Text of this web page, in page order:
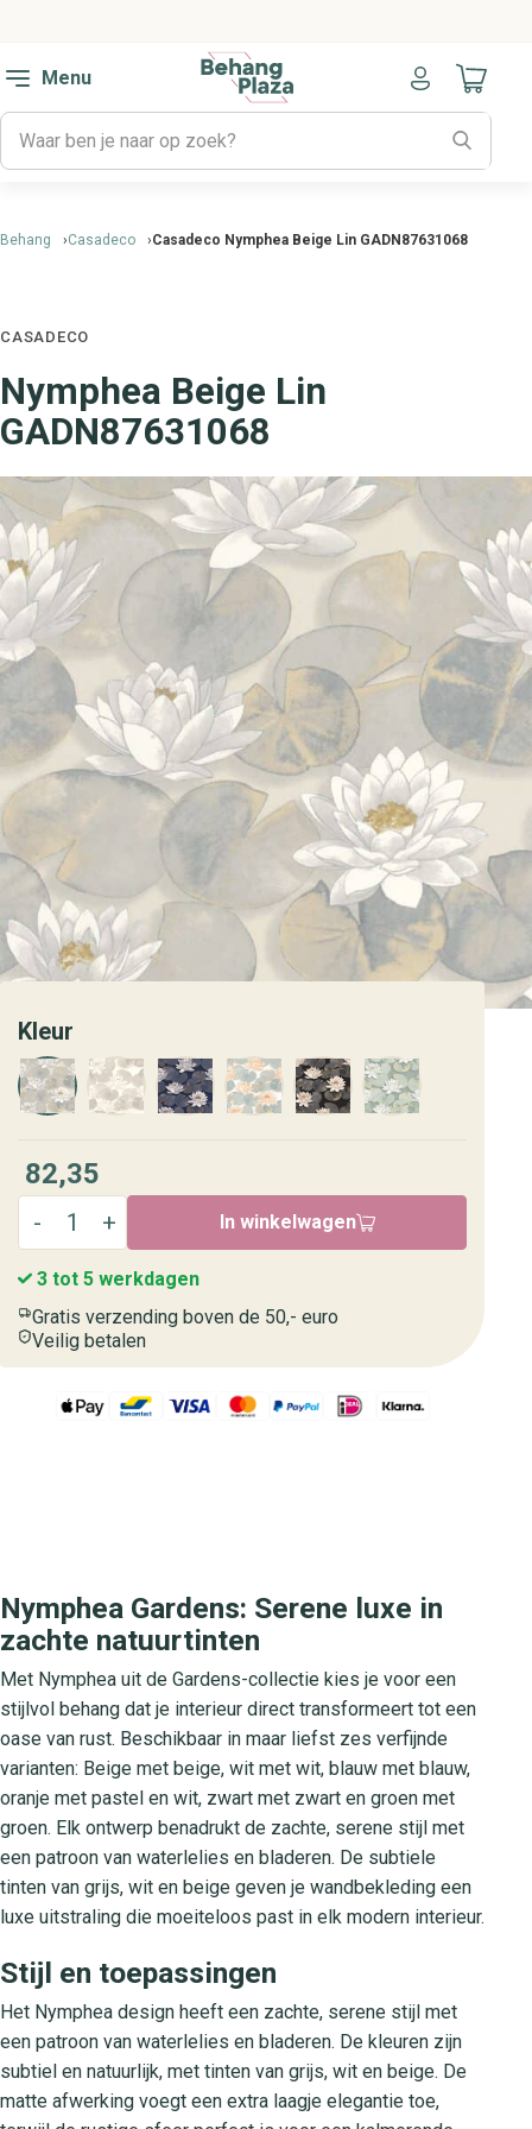
Menu
Naar
Behang Casadeco Casadeco Nymphea Beige Lin GADN87631068
CASADECO
Nymphea Beige Lin
GADN87631068
Kleur
82,35
In winkelwagen
3 tot 5 werkdagen
Gratis verzending boven de 50,- euro
Veilig betalen
Nymphea Gardens: Serene luxe in
zachte natuurtinten
Met Nymphea uit de Gardens-collectie kies je voor een
stijlvol behang dat je interieur direct transformeert tot een
oase van rust. Beschikbaar in maar liefst zes verfijnde
varianten: Beige met beige, wit met wit, blauw met blauw,
oranje met pastel en wit, zwart met zwart en groen met
groen. Elk ontwerp benadrukt de zachte, serene stijl met
een patroon van waterlelies en bladeren. De subtiele
tinten van grijs, wit en beige geven je wandbekleding een
luxe uitstraling die moeiteloos past in elk modern interieur.
Stijl en toepassingen
Het Nymphea design heeft een zachte, serene stijl met
een patroon van waterlelies en bladeren. De kleuren zijn
subtiel en natuurlijk, met tinten van grijs, wit en beige. De
matte afwerking voegt een extra laagje elegantie toe,